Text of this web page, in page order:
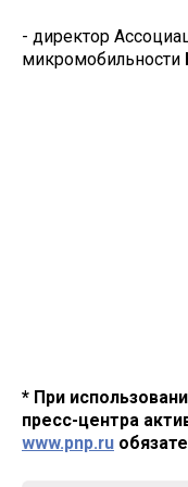
- директор
микромобильности
* При
пресс-центра
www.pnp.ru